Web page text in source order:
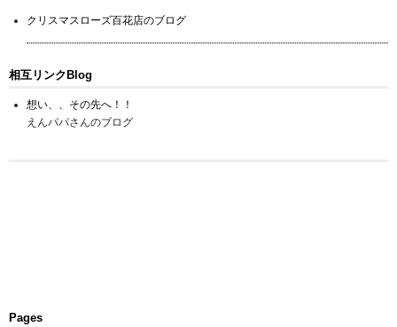
クリスマスローズ百花店のブログ
相互リンクBlog
想い、、その先へ！！
えんパパさんのブログ
Pages